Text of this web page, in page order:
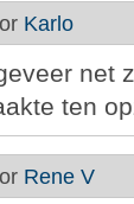
Karlo
net
ten
Rene V